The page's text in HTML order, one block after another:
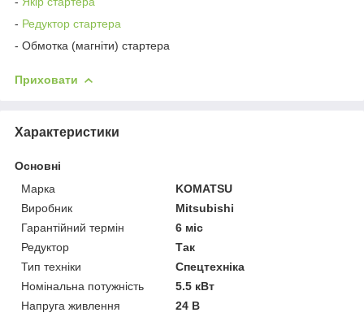
- Редуктор стартера
- Обмотка (магніти) стартера
Приховати
Характеристики
Основні
Марка
KOMATSU
Виробник
Mitsubishi
Гарантійний термін
6 міс
Редуктор
Так
Тип техніки
Спецтехніка
Номінальна потужність
5.5 кВт
Напруга живлення
24 В